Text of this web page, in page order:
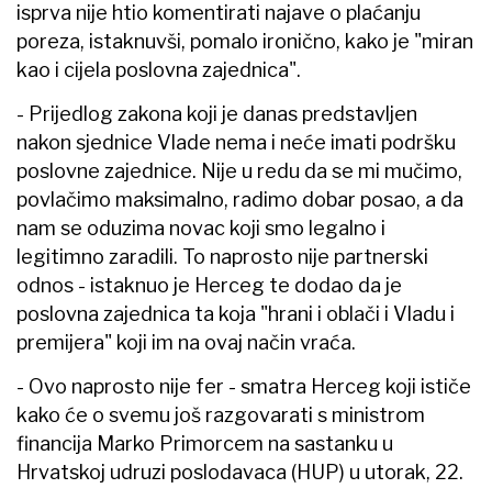
isprva nije htio komentirati najave o plaćanju
poreza, istaknuvši, pomalo ironično, kako je "miran
kao i cijela poslovna zajednica".
- Prijedlog zakona koji je danas predstavljen
nakon sjednice Vlade nema i neće imati podršku
poslovne zajednice. Nije u redu da se mi mučimo,
povlačimo maksimalno, radimo dobar posao, a da
nam se oduzima novac koji smo legalno i
legitimno zaradili. To naprosto nije partnerski
odnos - istaknuo je Herceg te dodao da je
poslovna zajednica ta koja "hrani i oblači i Vladu i
premijera" koji im na ovaj način vraća.
- Ovo naprosto nije fer - smatra Herceg koji ističe
kako će o svemu još razgovarati s ministrom
financija Marko Primorcem na sastanku u
Hrvatskoj udruzi poslodavaca (HUP) u utorak, 22.